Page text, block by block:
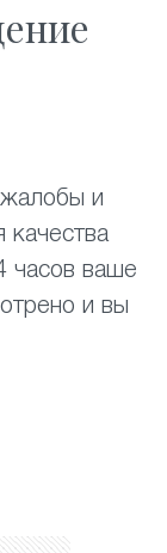
и
часов ваше
и вы